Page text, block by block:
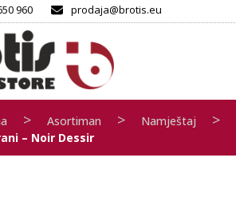
960 prodaja@brotis.eu
> Asortiman > Namještaj >
– Noir Dessir